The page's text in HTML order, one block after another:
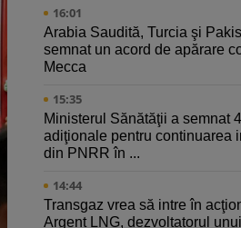
16:01
Arabia Saudită, Turcia şi
semnat un acord de apărare
Mecca
15:35
Ministerul Sănătăţii a semnat
adiţionale pentru continuarea
din PNRR în ...
14:44
Transgaz vrea să intre în
Argent LNG, dezvoltatorul